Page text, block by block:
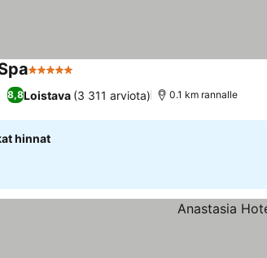
5 Tähtiluokitus
8,8Loistava (3 311 arviota) 0.1 km rannalle
hinnat